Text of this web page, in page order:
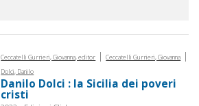
Ceccatelli Gurrieri, Giovanna, editor | Ceccatelli Gurrieri, Giovanna |
Dolci, Danilo
Danilo Dolci : la Sicilia dei poveri
cristi